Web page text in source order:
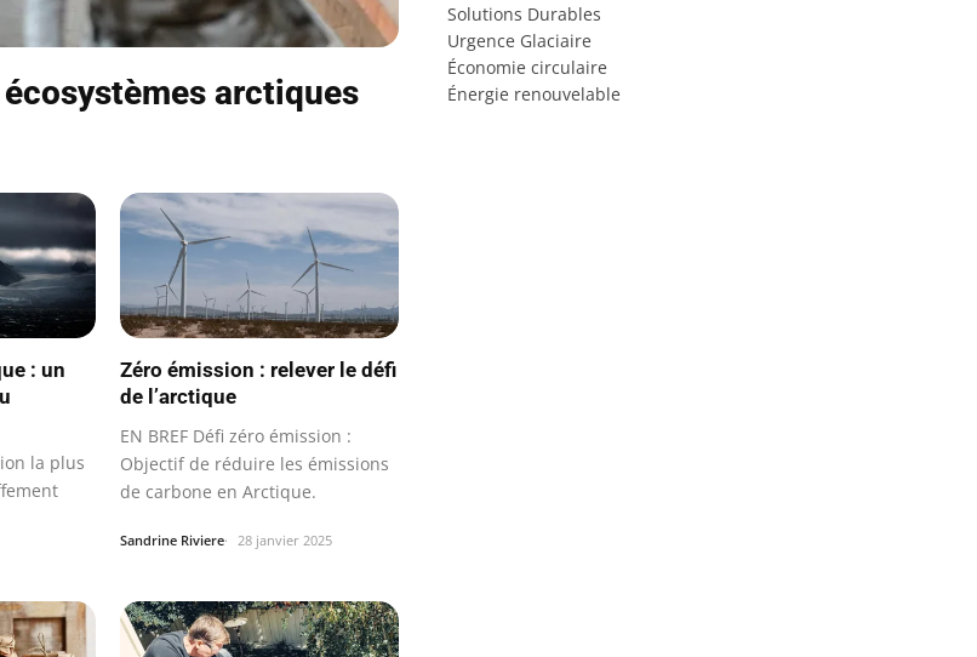
arctiques
: un
la plus
Zéro émission : relever le défi
de l’arctique
EN BREF Défi zéro émission :
Objectif de réduire les émissions
de carbone en Arctique.
Sandrine Riviere 28 janvier 2025
Solutions Durables
Urgence Glaciaire
Économie circulaire
Énergie renouvelable